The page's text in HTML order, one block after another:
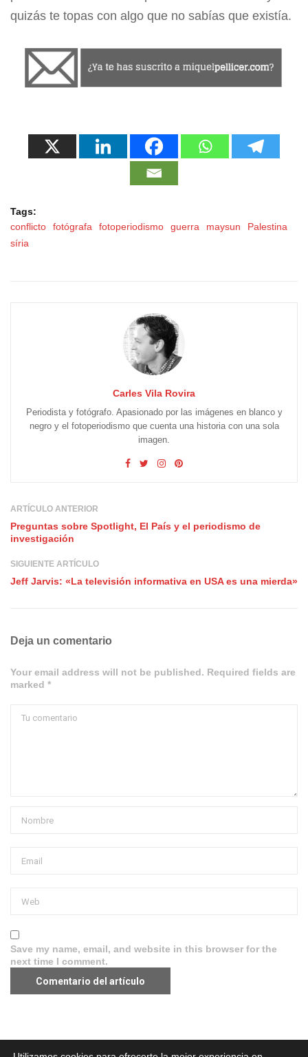
quizás te topas con algo que no sabías que existía.
Tags:
conflicto
fotógrafa fotoperiodismo guerra maysun
Palestina
síria
Carles Vila Rovira
Periodista y fotógrafo. Apasionado por las imágenes en blanco y
negro y el fotoperiodismo que cuenta una historia con una sola
imagen.
ARTÍCULO ANTERIOR
Preguntas sobre Spotlight, El País y el periodismo de
investigación
SIGUIENTE ARTÍCULO
Jeff Jarvis: «La televisión informativa en USA es una mierda»
Deja un comentario
Your email address will not be published. Required fields are
marked *
Save my name, email, and website in this browser for the
next time I comment.
Aviso legal·Política de Privacidad·Política de Cookies